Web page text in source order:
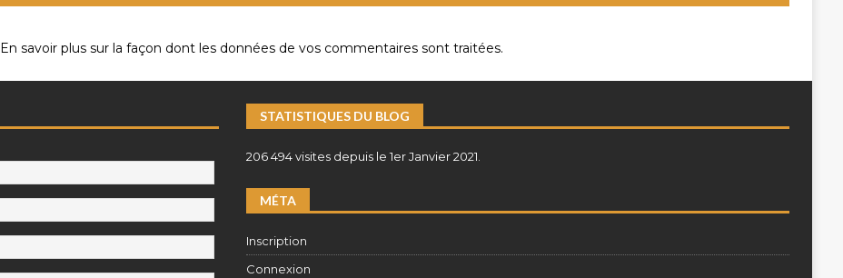
En savoir plus sur la façon dont les données de vos commentaires sont traitées.
STATISTIQUES DU BLOG
206 494 visites depuis le 1er Janvier 2021.
MÉTA
Inscription
Connexion